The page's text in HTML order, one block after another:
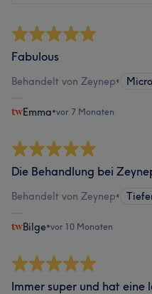
Fabulous
Behandelt von Zeynep•
Emma•vor 7 Monaten
Die Behandlung bei
Behandelt von Zeynep•
Bilge•vor 10 Monaten
Immer super und hat